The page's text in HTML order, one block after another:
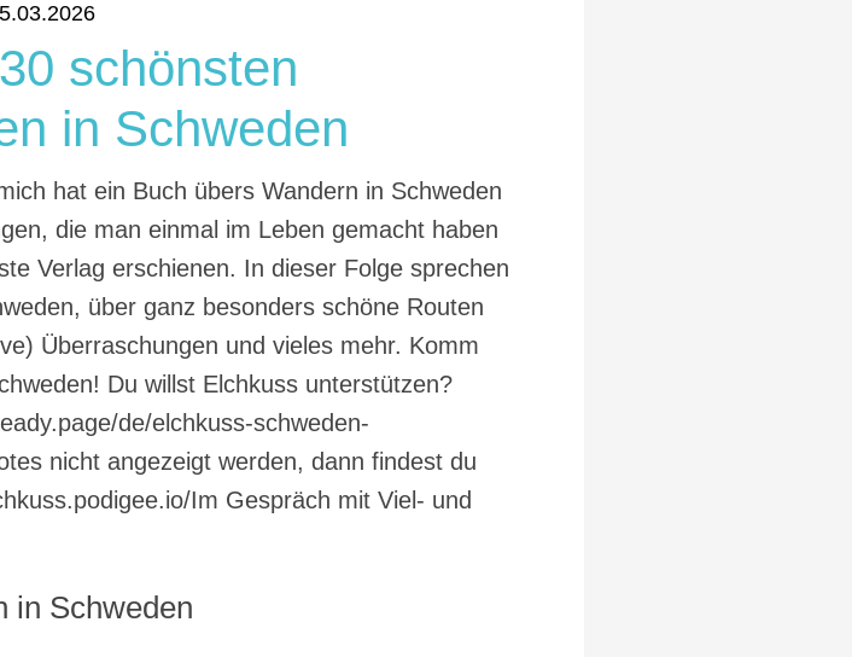
schönsten
in Schweden
hat ein Buch übers Wandern in Schweden
die man einmal im Leben gemacht haben
Verlag erschienen. In dieser Folge sprechen
über ganz besonders schöne Routen
Überraschungen und vieles mehr. Komm
Du willst Elchkuss unterstützen?
de/elchkuss-schweden-
nicht angezeigt werden, dann findest du
Im Gespräch mit Viel- und
in Schweden